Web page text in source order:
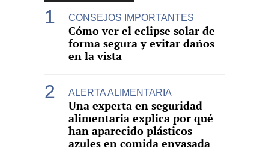
CONSEJOS IMPORTANTES
Cómo ver el eclipse solar de
forma segura y evitar daños
en la vista
ALERTA ALIMENTARIA
Una experta en seguridad
alimentaria explica por qué
han aparecido plásticos
azules en comida envasada